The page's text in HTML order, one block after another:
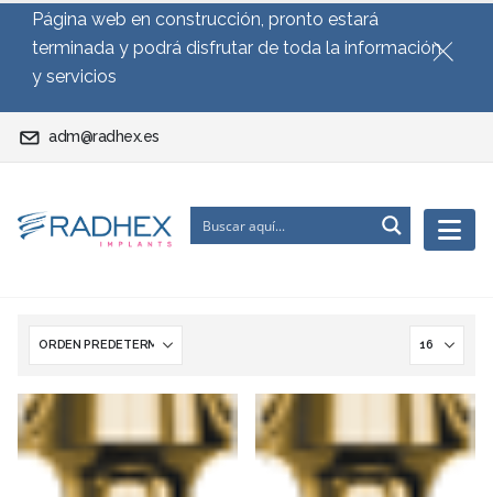
Página web en construcción, pronto estará
terminada y podrá disfrutar de toda la información
y servicios
adm@radhex.es